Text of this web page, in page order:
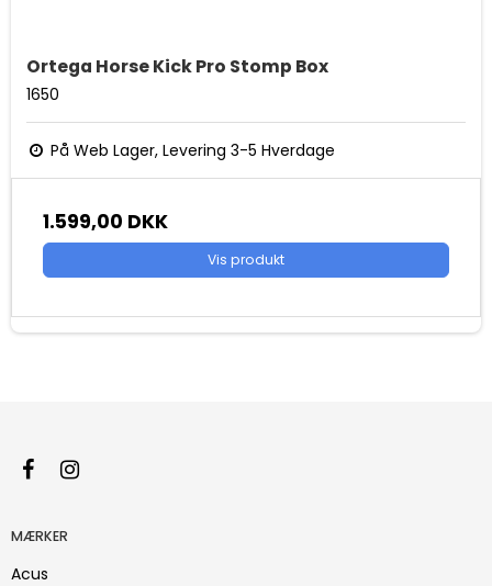
Ortega Horse Kick Pro Stomp Box
1650
På Web Lager, Levering 3-5 Hverdage
1.599,00 DKK
Vis produkt
MÆRKER
Acus